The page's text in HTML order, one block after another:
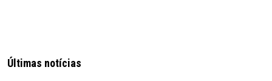
Últimas notícias